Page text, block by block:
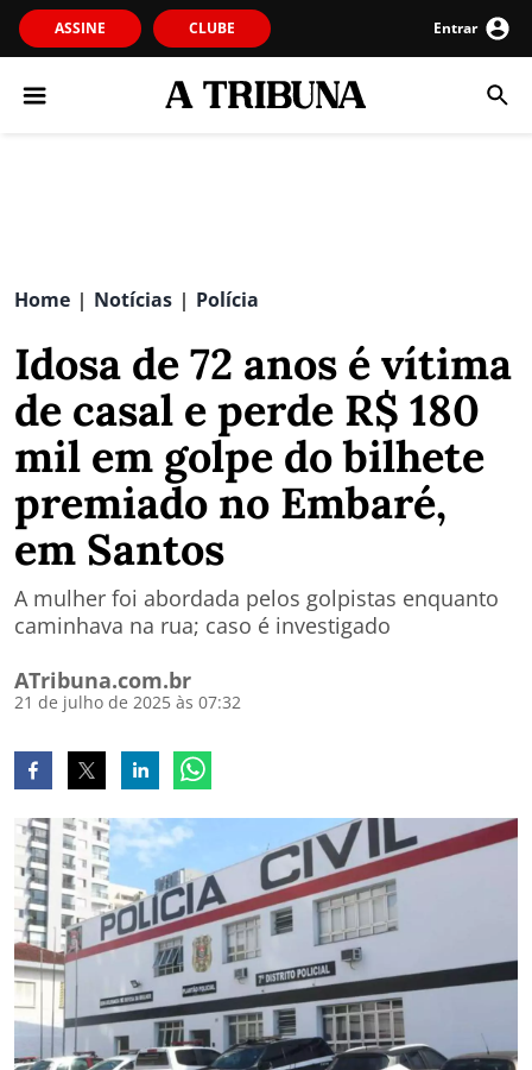
ASSINE CLUBE Entrar
Home | Notícias | Polícia
Idosa de 72 anos é vítima
de casal e perde R$ 180
mil em golpe do bilhete
premiado no Embaré,
em Santos
A mulher foi abordada pelos golpistas enquanto
caminhava na rua; caso é investigado
ATribuna.com.br
21 de julho de 2025 às 07:32